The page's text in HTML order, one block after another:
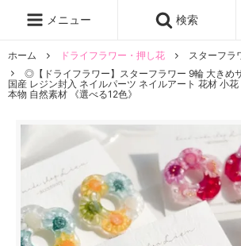
メニュー 検索
ホーム ドライフラワー・押し花
スターフラ
◎【ドライフラワー】スターフラワー 9輪 大きめ
国産 レジン封入 ネイルパーツ ネイルアート 花材 小
本物 自然素材 《選べる12色》